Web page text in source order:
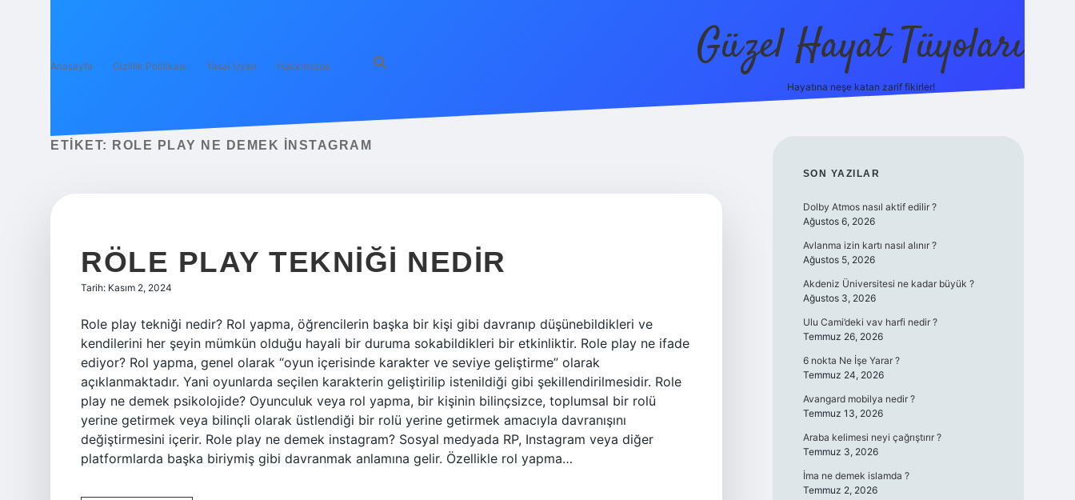
Anasayfa Gizlilik Politikası Yasal Uyarı Hakkımızda Güzel Hayat Tüyoları
Hayatına neşe katan zarif fikirler!
ETIKET: ROLE PLAY NE DEMEK INSTAGRAM
RÖLE PLAY TEKNIĞI NEDIR
Tarih: Kasım 2, 2024
Role play tekniği nedir? Rol yapma, öğrencilerin başka bir kişi gibi davranıp düşünebildikleri ve
kendilerini her şeyin mümkün olduğu hayali bir duruma sokabildikleri bir etkinliktir. Role play ne ifade
ediyor? Rol yapma, genel olarak “oyun içerisinde karakter ve seviye geliştirme” olarak
açıklanmaktadır. Yani oyunlarda seçilen karakterin geliştirilip istenildiği gibi şekillendirilmesidir. Role
play ne demek psikolojide? Oyunculuk veya rol yapma, bir kişinin bilinçsizce, toplumsal bir rolü
yerine getirmek veya bilinçli olarak üstlendiği bir rolü yerine getirmek amacıyla davranışını
değiştirmesini içerir. Role play ne demek instagram? Sosyal medyada RP, Instagram veya diğer
platformlarda başka biriymiş gibi davranmak anlamına gelir. Özellikle rol yapma…
SIDEBAR
SON YAZILAR
Dolby Atmos nasıl aktif edilir ?
Ağustos 6, 2026
Avlanma izin kartı nasıl alınır ?
Ağustos 5, 2026
Akdeniz Üniversitesi ne kadar büyük ?
Ağustos 3, 2026
Ulu Cami’deki vav harfi nedir ?
Temmuz 26, 2026
6 nokta Ne İşe Yarar ?
Temmuz 24, 2026
Avangard mobilya nedir ?
Temmuz 13, 2026
Araba kelimesi neyi çağrıştırır ?
Temmuz 3, 2026
İma ne demek islamda ?
Temmuz 2, 2026